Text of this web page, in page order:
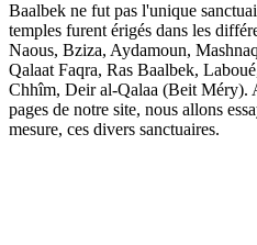
Baalbek ne fut pas l'unique
temples furent érigés dans les
Naous, Bziza, Aydamoun,
Qalaat Faqra, Ras Baalbek,
Chhîm, Deir al-Qalaa (Beit Méry).
pages de notre site, nous allons
mesure, ces divers sanctuaires.